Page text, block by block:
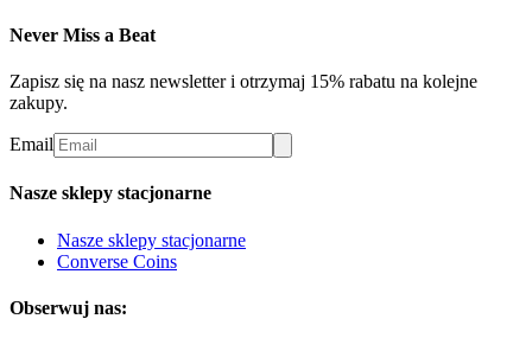
Never Miss a Beat
Zapisz się na nasz newsletter i otrzymaj 15% rabatu na kolejne
zakupy.
Email
Nasze sklepy stacjonarne
Nasze sklepy stacjonarne
Converse Coins
Obserwuj nas: